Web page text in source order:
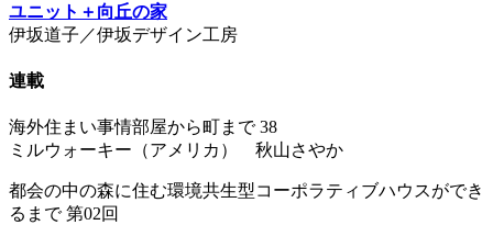
ユニット＋向丘の家
伊坂道子／伊坂デザイン工房
連載
海外住まい事情部屋から町まで 38
ミルウォーキー（アメリカ） 秋山さやか
都会の中の森に住む環境共生型コーポラティブハウスができ
るまで 第02回